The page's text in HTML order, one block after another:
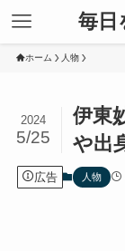
毎日
ホーム 人物
伊東
や出
2024
5/25
広告 人物